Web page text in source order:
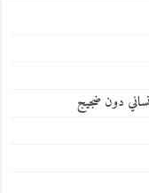
دون ضجيج